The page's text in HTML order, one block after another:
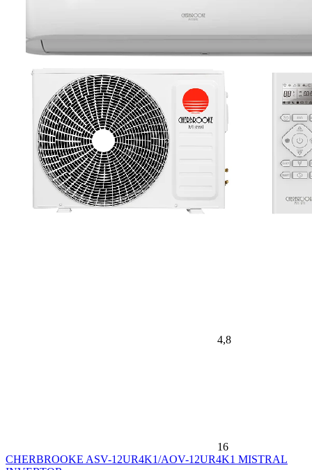
4,8
16
CHERBROOKE ASV-12UR4K1/AOV-12UR4K1 MISTRAL